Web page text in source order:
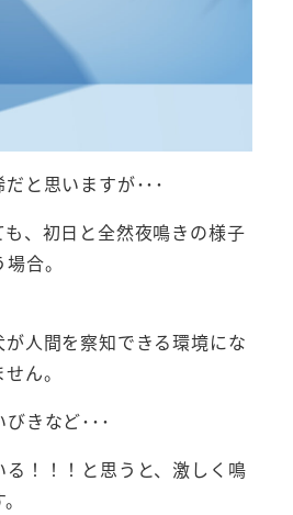
と思いますが･･･
、初日と全然夜鳴きの様子
合。
人間を察知できる環境にな
ん。
きなど･･･
！！！と思うと、激しく鳴